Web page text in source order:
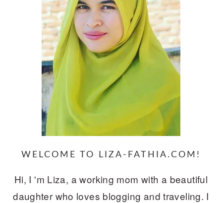
WELCOME TO LIZA-FATHIA.COM!
Hi, I 'm Liza, a working mom with a beautiful
daughter who loves blogging and traveling. I